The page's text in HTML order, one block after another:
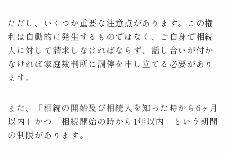
ただし、いくつか重要な注意点があります。この権
利は自動的に発生するものではなく、ご自身で相続
人に対して請求しなければならず、話し合いが付か
なければ家庭裁判所に調停を申し立てる必要があり
ます。
また、「相続の開始及び相続人を知った時から6ヶ月
以内」かつ「相続開始の時から1年以内」という期間
の制限があります。